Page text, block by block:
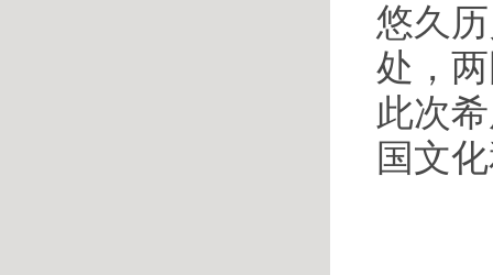
悠久
处，
此次
国文